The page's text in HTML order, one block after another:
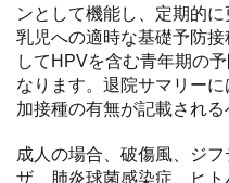
ンとして機能し、定期的
乳児への適時な基礎予防
してHPVを含む青年期の
なります。退院サマリー
加接種の有無が記載され
成人の場合、破傷風、ジ
ザ、肺炎球菌感染症、ヒ